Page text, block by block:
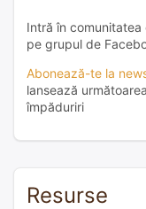
Intră în
pe grupul de
Abonează-te la
lansează
împăduriri
Resurse